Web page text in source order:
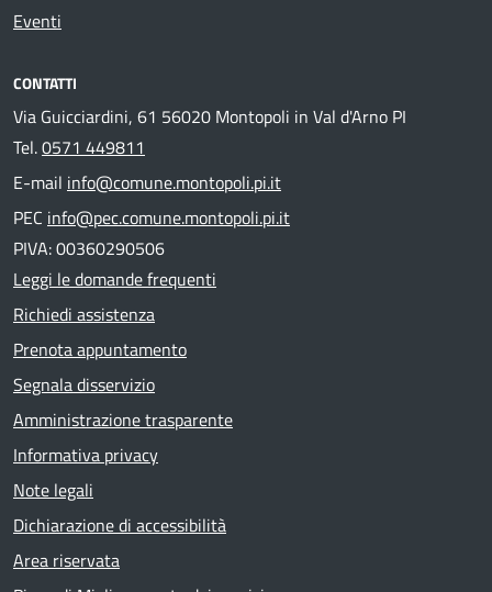
Eventi
CONTATTI
Via Guicciardini, 61 56020 Montopoli in Val d'Arno PI
Tel.0571 449811
E-mail info@comune.montopoli.pi.it
PEC info@pec.comune.montopoli.pi.it
PIVA: 00360290506
Leggi le domande frequenti
Richiedi assistenza
Prenota appuntamento
Segnala disservizio
Amministrazione trasparente
Informativa privacy
Note legali
Dichiarazione di accessibilità
Area riservata